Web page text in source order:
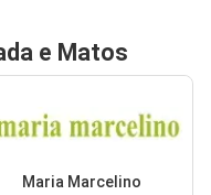
e Matos
Maria Marcelino